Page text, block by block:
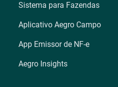
Sistema para Fazendas
Aplicativo Aegro Campo
App Emissor de NF-e
Aegro Insights